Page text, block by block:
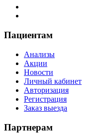
Пациентам
Анализы
Акции
Новости
Личный кабинет
Авторизация
Регистрация
Заказ выезда
Партнерам